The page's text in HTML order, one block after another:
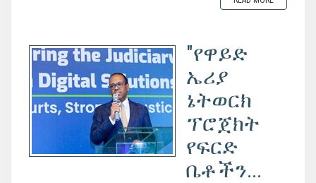
"የዋይድ
ኤሪያ
ኔትወርክ
ፕሮጀክት
የፍርድ
ቤቶችን...